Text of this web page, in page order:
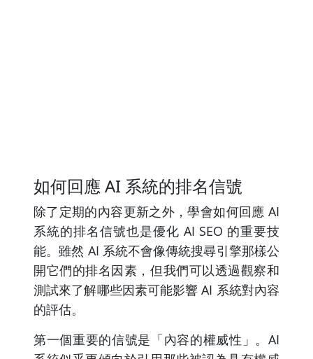
如何回應 AI 系統的排名信號
除了定期的內容更新之外，學會如何回應 AI
系統的排名信號也是優化 AI SEO 的重要技
能。雖然 AI 系統不會像傳統搜尋引擎那樣公
開它們的排名因素，但我們可以透過觀察和
測試來了解哪些因素可能影響 AI 系統對內容
的評估。
第一個重要的信號是「內容的權威性」。AI